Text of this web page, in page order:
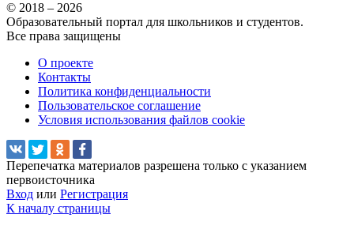
© 2018 – 2026
Образовательный портал для школьников и студентов.
Все права защищены
О проекте
Контакты
Политика конфиденциальности
Пользовательское соглашение
Условия использования файлов cookie
Перепечатка материалов разрешена только с указанием
первоисточника
Вход или Регистрация
К началу страницы